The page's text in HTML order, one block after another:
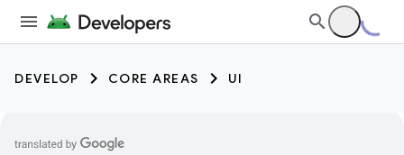
DEVELOP CORE AREAS UI